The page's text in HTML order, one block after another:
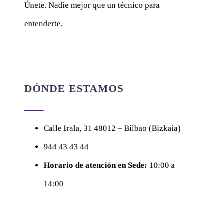
Únete. Nadie mejor que un técnico para
entenderte.
DÓNDE ESTAMOS
Calle Irala, 31 48012 – Bilbao (Bizkaia)
944 43 43 44
Horario de atención en Sede: 10:00 a
14:00